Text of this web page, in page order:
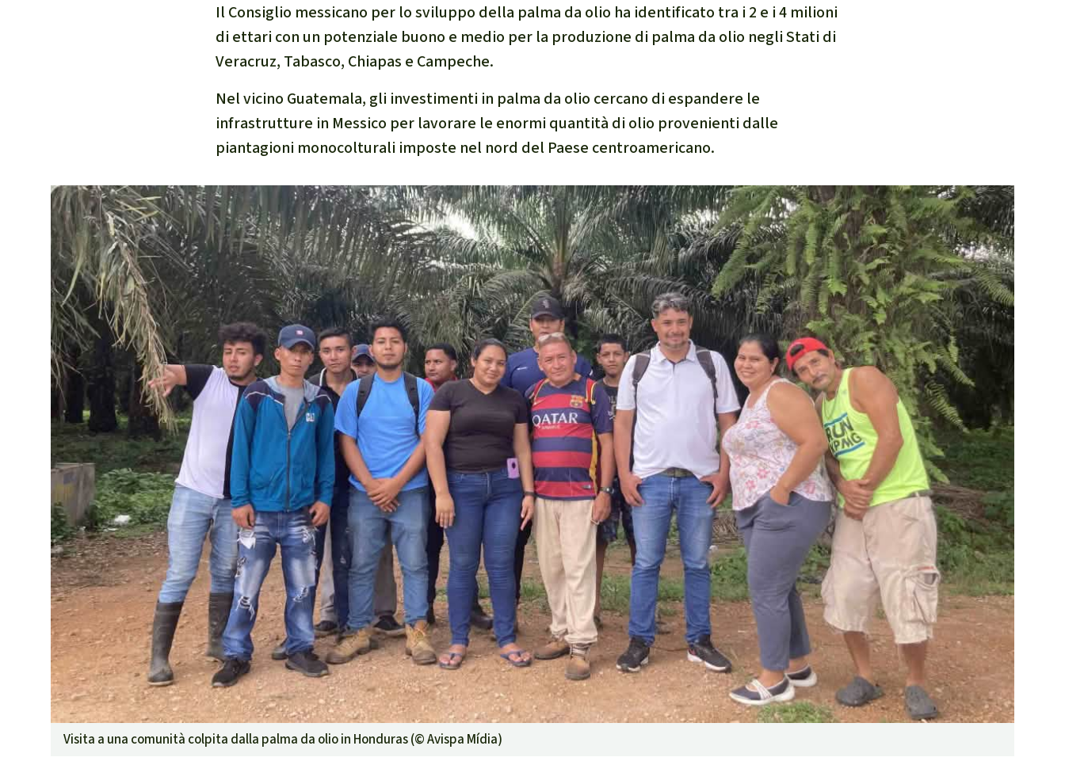
Il Consiglio messicano per lo sviluppo della palma da olio ha identificato tra i 2 e i 4 milioni
di ettari con un potenziale buono e medio per la produzione di palma da olio negli Stati di
Veracruz, Tabasco, Chiapas e Campeche.
Nel vicino Guatemala, gli investimenti in palma da olio cercano di espandere le
infrastrutture in Messico per lavorare le enormi quantità di olio provenienti dalle
piantagioni monocolturali imposte nel nord del Paese centroamericano.
Visita a una comunità colpita dalla palma da olio in Honduras (©Avispa Mídia)